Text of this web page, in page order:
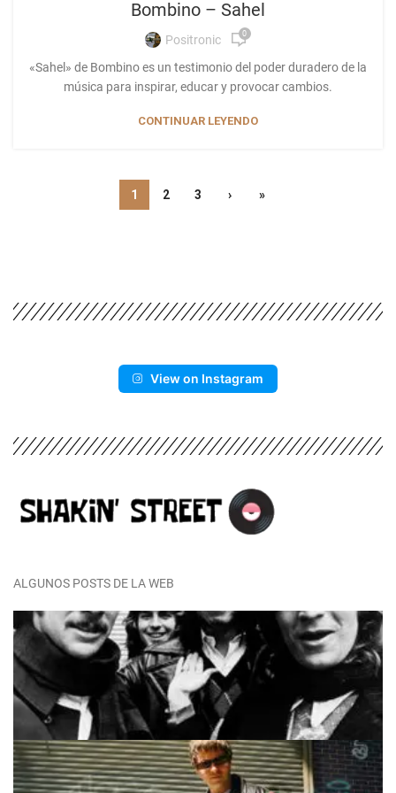
Bombino – Sahel
Positronic 0
«Sahel» de Bombino es un testimonio del poder duradero de la
música para inspirar, educar y provocar cambios.
CONTINUAR LEYENDO
1 2 3 › »
View on Instagram
ALGUNOS POSTS DE LA WEB